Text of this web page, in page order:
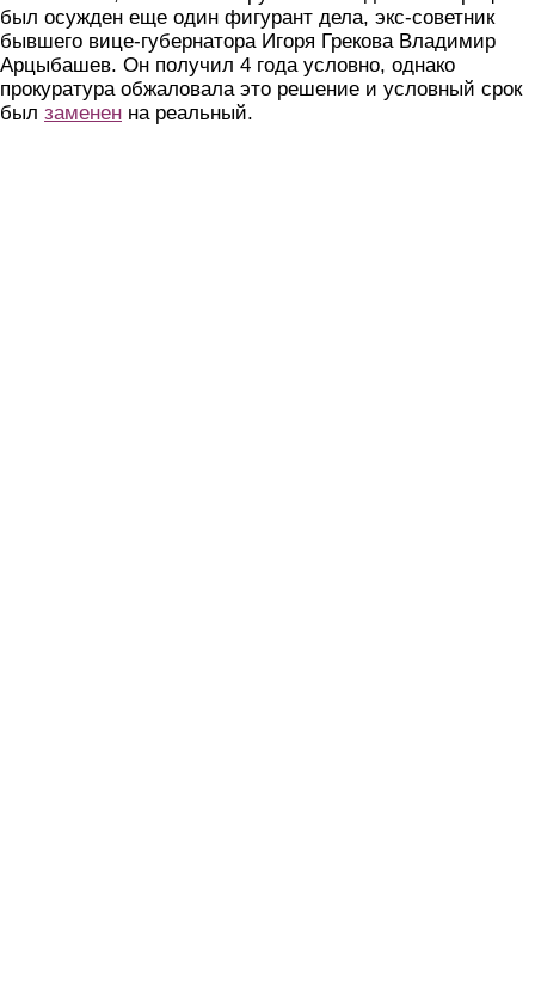
был осужден еще один фигурант дела, экс-советник
бывшего вице-губернатора Игоря Грекова Владимир
Арцыбашев. Он получил 4 года условно, однако
прокуратура обжаловала это решение и условный срок
был заменен на реальный.